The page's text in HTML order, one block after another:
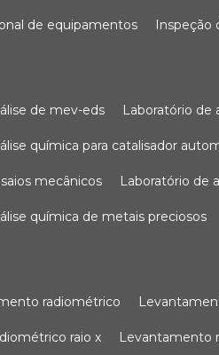
de equipamentos
de mev-eds laboratório de
química para catalisador
mecânicos laboratório de
química de metais preciosos
radiométrico
raio x levantamento